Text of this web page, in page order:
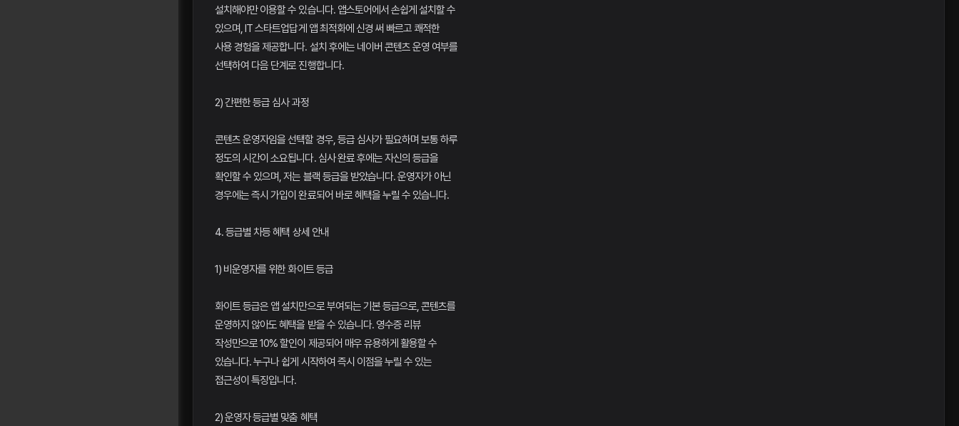
설치해야만 이용할 수 있습니다. 앱스토어에서 손쉽게 설치할 수
있으며, IT 스타트업답게 앱 최적화에 신경 써 빠르고 쾌적한
사용 경험을 제공합니다. 설치 후에는 네이버 콘텐츠 운영 여부를
선택하여 다음 단계로 진행합니다.
2) 간편한 등급 심사 과정
콘텐츠 운영자임을 선택할 경우, 등급 심사가 필요하며 보통 하루
정도의 시간이 소요됩니다. 심사 완료 후에는 자신의 등급을
확인할 수 있으며, 저는 블랙 등급을 받았습니다. 운영자가 아닌
경우에는 즉시 가입이 완료되어 바로 혜택을 누릴 수 있습니다.
4. 등급별 차등 혜택 상세 안내
1) 비운영자를 위한 화이트 등급
화이트 등급은 앱 설치만으로 부여되는 기본 등급으로, 콘텐츠를
운영하지 않아도 혜택을 받을 수 있습니다. 영수증 리뷰
작성만으로 10% 할인이 제공되어 매우 유용하게 활용할 수
있습니다. 누구나 쉽게 시작하여 즉시 이점을 누릴 수 있는
접근성이 특징입니다.
2) 운영자 등급별 맞춤 혜택